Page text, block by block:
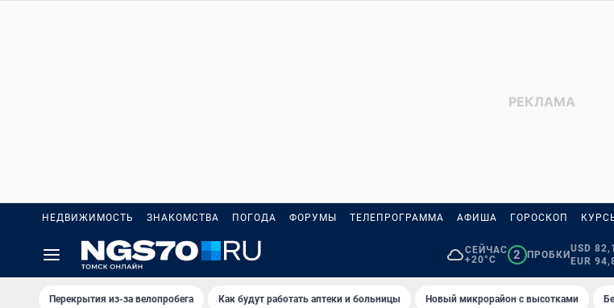
НЕДВИЖИМОСТЬ ЗНАКОМСТВА ПОГОДА ФОРУМЫ ТЕЛЕПРОГРАММА АФИША ГОРОСКОП
СЕЙЧАС
+20°C
2 ПРОБКИ
USD
EUR
Перекрытия из-за велопробега Как будут работать аптеки и больницы Новый микрорайон с высотками